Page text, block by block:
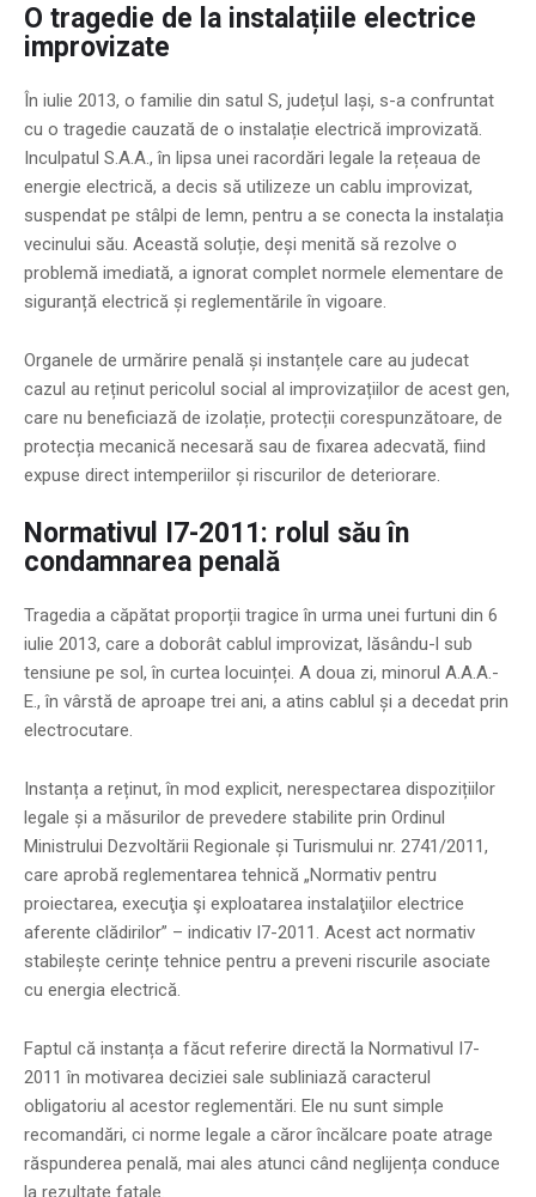
O tragedie de la instalațiile electrice
improvizate
În iulie 2013, o familie din satul S, județul Iași, s-a confruntat
cu o tragedie cauzată de o instalație electrică improvizată.
Inculpatul S.A.A., în lipsa unei racordări legale la rețeaua de
energie electrică, a decis să utilizeze un cablu improvizat,
suspendat pe stâlpi de lemn, pentru a se conecta la instalația
vecinului său. Această soluție, deși menită să rezolve o
problemă imediată, a ignorat complet normele elementare de
siguranță electrică și reglementările în vigoare.
Organele de urmărire penală și instanțele care au judecat
cazul au reținut pericolul social al improvizațiilor de acest gen,
care nu beneficiază de izolație, protecții corespunzătoare, de
protecția mecanică necesară sau de fixarea adecvată, fiind
expuse direct intemperiilor și riscurilor de deteriorare.
Normativul I7-2011: rolul său în
condamnarea penală
Tragedia a căpătat proporții tragice în urma unei furtuni din 6
iulie 2013, care a doborât cablul improvizat, lăsându-l sub
tensiune pe sol, în curtea locuinței. A doua zi, minorul A.A.A.-
E., în vârstă de aproape trei ani, a atins cablul și a decedat prin
electrocutare.
Instanța a reținut, în mod explicit, nerespectarea dispozițiilor
legale și a măsurilor de prevedere stabilite prin Ordinul
Ministrului Dezvoltării Regionale și Turismului nr. 2741/2011,
care aprobă reglementarea tehnică „Normativ pentru
proiectarea, execuţia şi exploatarea instalaţiilor electrice
aferente clădirilor” – indicativ I7-2011. Acest act normativ
stabilește cerințe tehnice pentru a preveni riscurile asociate
cu energia electrică.
Faptul că instanța a făcut referire directă la Normativul I7-
2011 în motivarea deciziei sale subliniază caracterul
obligatoriu al acestor reglementări. Ele nu sunt simple
recomandări, ci norme legale a căror încălcare poate atrage
răspunderea penală, mai ales atunci când neglijența conduce
la rezultate fatale.